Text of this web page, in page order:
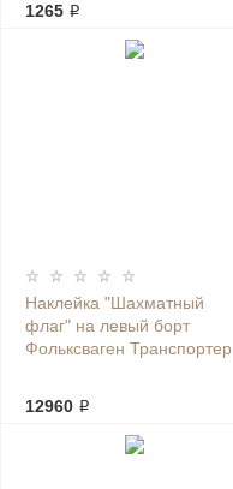
1265 ₽
Наклейка "Шахматный
флаг" на левый борт
Фольксваген Транспортер
12960 ₽